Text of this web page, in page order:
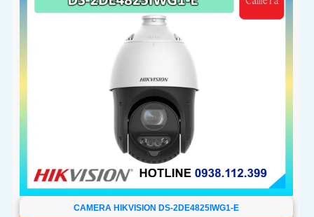
CAMERA HIKVISION DS-2DE4825IWG1-E